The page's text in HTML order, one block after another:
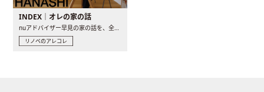
INDEX｜オレの家の話
nuアドバイザー早見の家の話を、全4話でお届け。リノベーションを..
リノベのアレコレ